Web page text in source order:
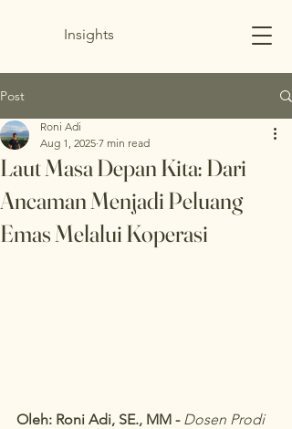
Insights
Post
Laut Masa Depan Kita: Dari
Ancaman Menjadi Peluang
Emas Melalui Koperasi
Roni Adi
Aug 1, 2025 7 min read
Oleh: Roni Adi, SE., MM - Dosen Prodi